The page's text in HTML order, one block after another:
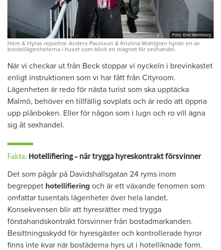
Foto: Emil Malmborg
Hem & Hyras reportrar Anders Paulsson & Kristina Wahlgren hyrde en av
bordellägenheterna i huset som blivit en magnet för sexhandel.
När vi checkar ut från Beck stoppar vi nyckeln i brevinkastet
enligt instruktionen som vi har fått från Cityroom.
Lägenheten är redo för nästa turist som ska upptäcka
Malmö, behöver en tillfällig sovplats och är redo att öppna
upp plånboken. Eller för någon som i lugn och ro vill ägna
sig åt sexhandel.
Fakta: Hotellifiering – när trygga hyreskontrakt försvinner
Det som pågår på Davidshallsgatan 24 ryms inom
begreppet hotellifiering och är ett växande fenomen som
omfattar tusentals lägenheter över hela landet.
Konsekvensen blir att hyresrätter med trygga
förstahandskontrakt försvinner från bostadmarkanden.
Besittningsskydd för hyresgäster och kontrollerade hyror
finns inte kvar när bostäderna hyrs ut i hotelliknade form.